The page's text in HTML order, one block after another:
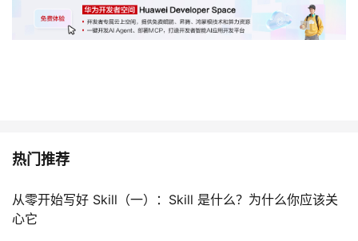
热门推荐
从零开始写好 Skill（一）：Skill 是什么？为什么你应该关
心它